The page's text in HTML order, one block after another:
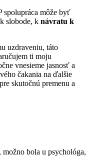
spolupráca môže byť
slobode, k návratu k
uzdraveniu, táto
ti moju
vnesieme jasnosť a
čakania na ďalšie
skutočnú premenu a
bola u psychológa,